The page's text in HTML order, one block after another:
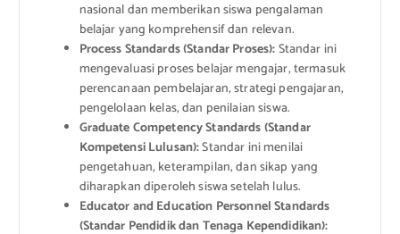
nasional dan memberikan siswa pengalaman
belajar yang komprehensif dan relevan.
Process Standards (Standar Proses):Standar ini
mengevaluasi proses belajar mengajar, termasuk
perencanaan pembelajaran, strategi pengajaran,
pengelolaan kelas, dan penilaian siswa.
Graduate Competency Standards (Standar
Kompetensi Lulusan):Standar ini menilai
pengetahuan, keterampilan, dan sikap yang
diharapkan diperoleh siswa setelah lulus.
Educator and Education Personnel Standards
(Standar Pendidik dan Tenaga Kependidikan):